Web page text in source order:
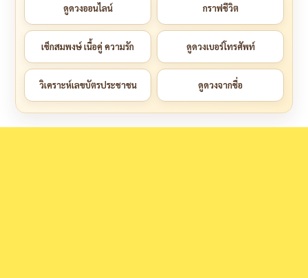
ดูดวงออนไลน์ กราฟชีวิต
เช็กสมพงษ์ เนื้อคู่ ความรัก ดูดวงเบอร์โทรศัพท์
วิเคราะห์เลขบัตรประชาชน ดูดวงจากชื่อ